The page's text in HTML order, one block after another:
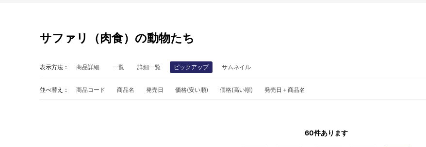
サファリ（肉食）の動物たち
表示方法： 商品詳細 一覧 詳細一覧 ピックアップ サムネイル
並べ替え： 商品コード 商品名 発売日 価格(安い順) 価格(高い順) 発売日＋商品名
60件あります